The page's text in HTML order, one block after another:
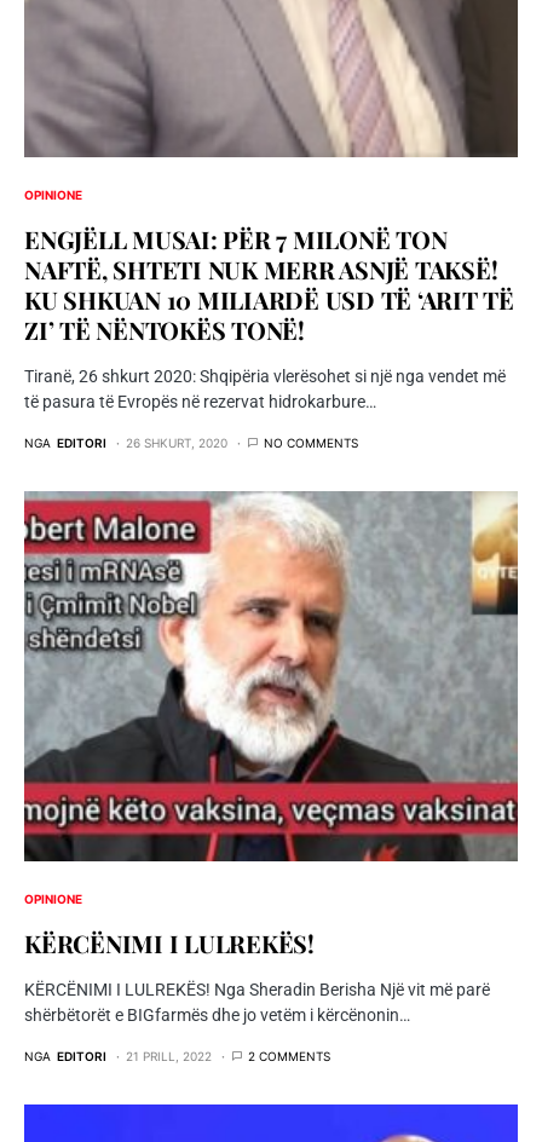
OPINIONE
ENGJËLL MUSAI: PËR 7 MILONË TON
NAFTË, SHTETI NUK MERR ASNJË TAKSË!
KU SHKUAN 10 MILIARDË USD TË ‘ARIT TË
ZI’ TË NËNTOKËS TONË!
Tiranë, 26 shkurt 2020: Shqipëria vlerësohet si një nga vendet më
të pasura të Evropës në rezervat hidrokarbure…
NGA EDITORI 26 SHKURT, 2020 NO COMMENTS
OPINIONE
KËRCËNIMI I LULREKËS!
KËRCËNIMI I LULREKËS! Nga Sheradin Berisha Një vit më parë
shërbëtorët e BIGfarmës dhe jo vetëm i kërcënonin…
NGA EDITORI 21 PRILL, 2022 2 COMMENTS